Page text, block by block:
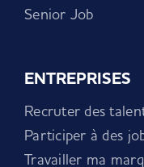
Senior Job
ENTREPRISES
Recruter des
Participer à des
Travailler ma